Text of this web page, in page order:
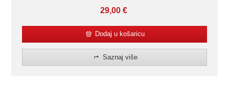
29,00 €
Dodaj u košaricu
Saznaj više